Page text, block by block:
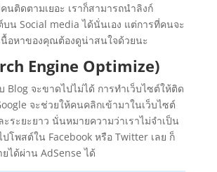
นติดตามเยอะ เราก็สามารถนำลิงก์
บน Social media ได้นั่นเอง แต่การที่คนจะ
อหาของคุณต้องดูน่าสนใจด้วยนะ
Engine Optimize)
Blog จะขาดไปไม่ได้ การทำเว็บไซต์ให้ติด
จะช่วยให้คนคลิกเข้ามาในเว็บไซต์
ะระยะยาว นั่นหมายความว่าเราไม่จำเป็น
ปโพสต์ใน Facebook หรือ Twitter เลย ก็
ได้ผ่าน AdSense ได้